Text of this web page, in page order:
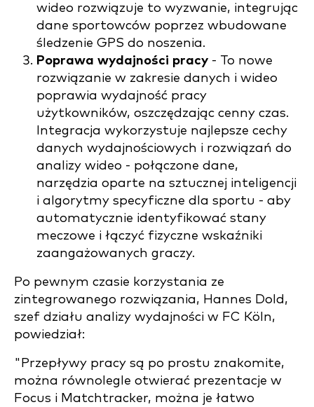
wideo rozwiązuje to wyzwanie, integrując
dane sportowców poprzez wbudowane
śledzenie GPS do noszenia.
Poprawa wydajności pracy - To nowe
rozwiązanie w zakresie danych i wideo
poprawia wydajność pracy
użytkowników, oszczędzając cenny czas.
Integracja wykorzystuje najlepsze cechy
danych wydajnościowych i rozwiązań do
analizy wideo - połączone dane,
narzędzia oparte na sztucznej inteligencji
i algorytmy specyficzne dla sportu - aby
automatycznie identyfikować stany
meczowe i łączyć fizyczne wskaźniki
zaangażowanych graczy.
Po pewnym czasie korzystania ze
zintegrowanego rozwiązania, Hannes Dold,
szef działu analizy wydajności w FC Köln,
powiedział:
"Przepływy pracy są po prostu znakomite,
można równolegle otwierać prezentacje w
Focus i Matchtracker, można je łatwo